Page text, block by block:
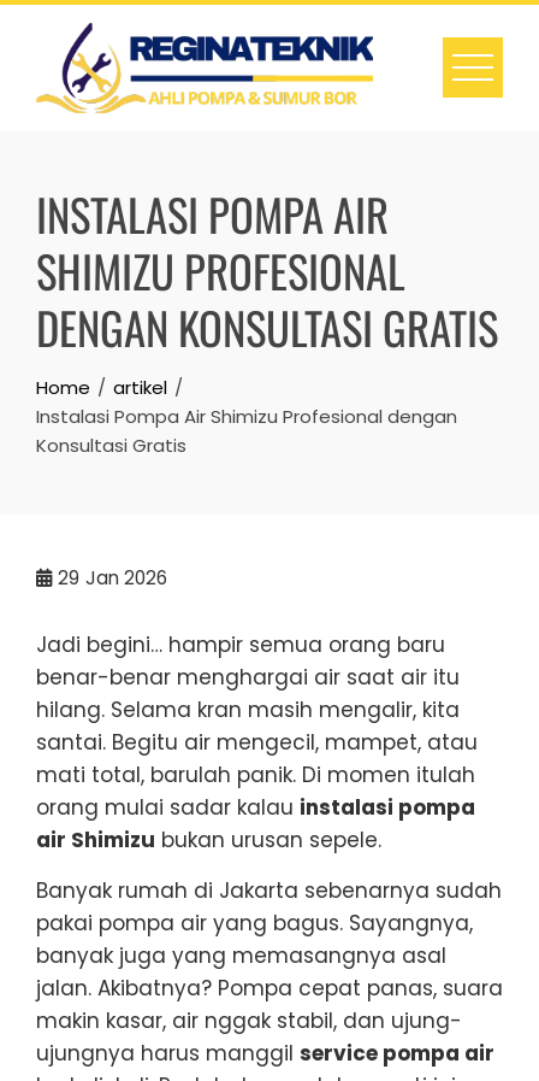
Skip
content
INSTALASI POMPA AIR
SHIMIZU PROFESIONAL
DENGAN KONSULTASI GRATIS
Home
artikel
Instalasi Pompa Air Shimizu Profesional dengan
Konsultasi Gratis
29 Jan 2026
Jadi begini… hampir semua orang baru
benar-benar menghargai air saat air itu
hilang. Selama kran masih mengalir, kita
santai. Begitu air mengecil, mampet, atau
mati total, barulah panik. Di momen itulah
orang mulai sadar kalau instalasi pompa
air Shimizu bukan urusan sepele.
Banyak rumah di Jakarta sebenarnya sudah
pakai pompa air yang bagus. Sayangnya,
banyak juga yang memasangnya asal
jalan. Akibatnya? Pompa cepat panas, suara
makin kasar, air nggak stabil, dan ujung-
ujungnya harus manggil service pompa air